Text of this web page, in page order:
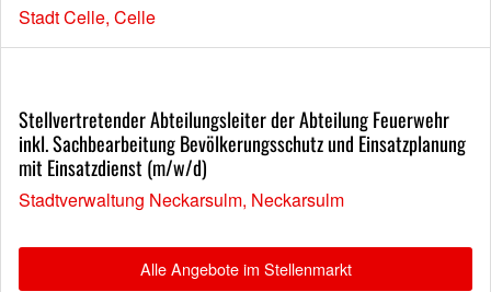
Stadt Celle, Celle
Stellvertretender Abteilungsleiter der Abteilung Feuerwehr
inkl. Sachbearbeitung Bevölkerungsschutz und Einsatzplanung
mit Einsatzdienst (m/w/d)
Stadtverwaltung Neckarsulm, Neckarsulm
Alle Angebote im Stellenmarkt